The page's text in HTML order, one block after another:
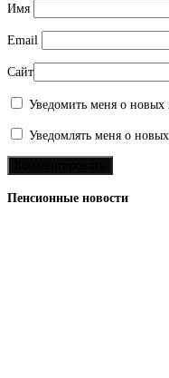
Имя
Email
Сайт
Уведомить меня о новых
Уведомлять меня о
Пенсионные новости